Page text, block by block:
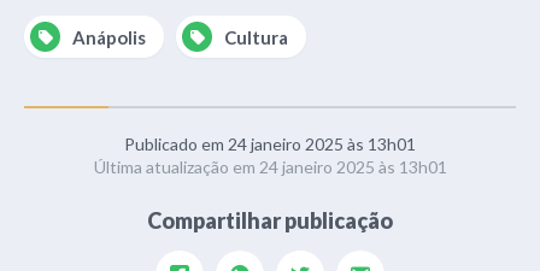
Anápolis Cultura
Publicado em 24 janeiro 2025 às 13h01
Última atualização em 24 janeiro 2025 às 13h01
Compartilhar publicação